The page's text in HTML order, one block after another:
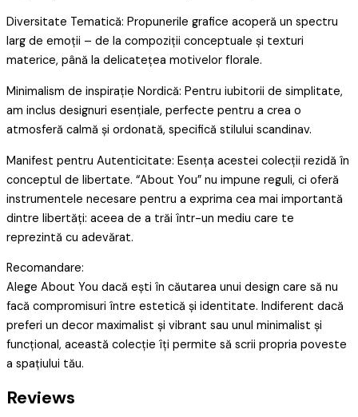
Diversitate Tematică: Propunerile grafice acoperă un spectru
larg de emoții – de la compoziții conceptuale și texturi
materice, până la delicatețea motivelor florale.
Minimalism de inspirație Nordică: Pentru iubitorii de simplitate,
am inclus designuri esențiale, perfecte pentru a crea o
atmosferă calmă și ordonată, specifică stilului scandinav.
Manifest pentru Autenticitate: Esența acestei colecții rezidă în
conceptul de libertate. “About You” nu impune reguli, ci oferă
instrumentele necesare pentru a exprima cea mai importantă
dintre libertăți: aceea de a trăi într-un mediu care te
reprezintă cu adevărat.
Recomandare:
Alege About You dacă ești în căutarea unui design care să nu
facă compromisuri între estetică și identitate. Indiferent dacă
preferi un decor maximalist și vibrant sau unul minimalist și
funcțional, această colecție îți permite să scrii propria poveste
a spațiului tău.
Reviews